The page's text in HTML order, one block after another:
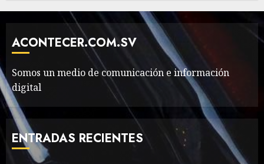
Need to Know About the
Classic Cars in a Retro
Movie?
MAYO 14, 2024 799
7
The full story of
Thailand’s extraordinary
cave rescue
MAYO 14, 2024 1004
ACONTECER.COM.SV
Somos un medio de comunicación e información
digital
ENTRADAS RECIENTES